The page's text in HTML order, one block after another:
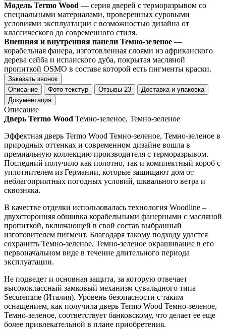
Модель Termo Wood — серия дверей с терморазрывом со
специальными материалами, проверенных суровыми
условиями эксплуатации с возможностью дизайна от
классического до современного стиля.
Внешняя и внутренняя панели Темно-зеленое —
корабельная фанера, изготовленная слоями из африканского
дерева сейба и испанского дуба, покрытая масляной
пропиткой OSMO в составе которой есть пигменты краски.
Заказать звонок
Описание
Фото текстур Отзывы 23
Доставка и упаковка
Документация
Описание
Дверь Termo Wood Темно-зеленое, Темно-зеленое
Эффектная дверь Termo Wood Темно-зеленое, Темно-зеленое в
природных оттенках и современном дизайне вошла в
премиальную коллекцию производителя с терморазрывом.
Последний получило как полотно, так и комплектный короб с
уплотнителем из Германии, которые защищают дом от
неблагоприятных погодных условий, шквального ветра и
сквозняка.
В качестве отделки использовалась технология Woodline –
двухсторонняя обшивка корабельными фанерными с масляной
пропиткой, включающей в свой состав выбранный
изготовителем пигмент. Благодаря такому подходу удастся
сохранить Темно-зеленое, Темно-зеленое окрашивание в его
первоначальном виде в течение длительного периода
эксплуатации.
Не подведет и основная защита, за которую отвечает
высококлассный замковый механизм сувальдного типа
Securemme (Италия). Уровень безопасности с таким
оснащением, как получила дверь Termo Wood Темно-зеленое,
Темно-зеленое, соответствует банковскому, что делает ее еще
более привлекательной в плане приобретения.